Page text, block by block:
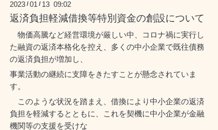
2023 /01 / 13 09:02
返済負担軽減借換等特別資金の創設について
物価高騰など経営環境が厳しい中、コロナ禍に実行し
た融資の返済本格化を控え、多くの中小企業で既往債務
の返済負担が増加し、
事業活動の継続に支障をきたすことが懸念されていま
す。
このような状況を踏まえ、借換により中小企業の返済
負担を軽減するとともに、これを契機に中小企業が金融
機関等の支援を受けな